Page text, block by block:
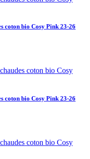
coton bio Cosy Pink 23-26
coton bio Cosy Pink 23-26